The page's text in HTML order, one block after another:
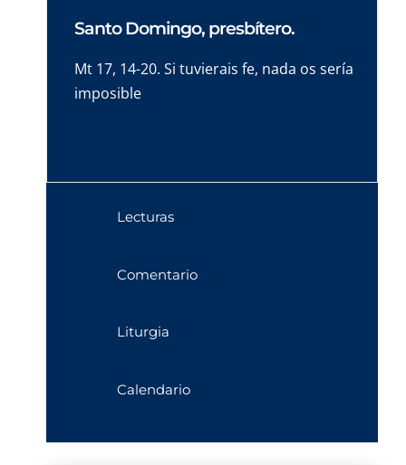
Santo Domingo, presbítero.
Mt 17, 14-20. Si tuvierais fe, nada os sería
imposible
Lecturas
Comentario
Liturgia
Calendario